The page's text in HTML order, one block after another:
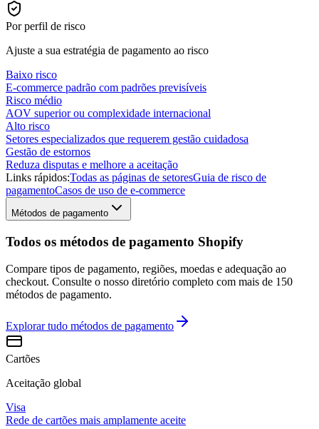
Por perfil de risco
Ajuste a sua estratégia de pagamento ao risco
Baixo risco
E-commerce padrão com padrões previsíveis
Risco médio
AOV superior ou complexidade internacional
Alto risco
Setores especializados que requerem gestão cuidadosa
Gestão de estornos
Reduza disputas e melhore a aceitação
Links rápidos:Todas as páginas de setoresGuia de risco de
pagamentoCasos de uso de e-commerce
Métodos de pagamento
Todos os métodos de pagamento Shopify
Compare tipos de pagamento, regiões, moedas e adequação ao
checkout. Consulte o nosso diretório completo com mais de 150
métodos de pagamento.
Explorar tudo métodos de pagamento
Cartões
Aceitação global
Visa
Rede de cartões mais amplamente aceite